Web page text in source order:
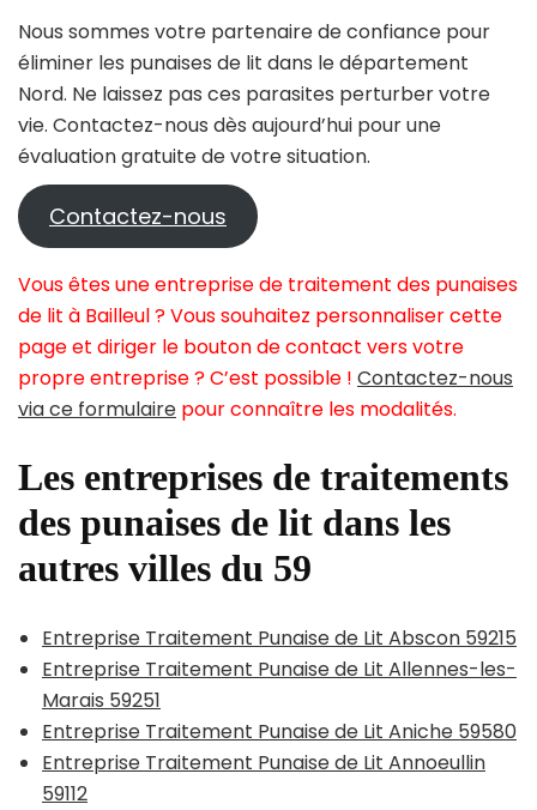
Nous sommes votre partenaire de confiance pour
éliminer les punaises de lit dans le département
Nord. Ne laissez pas ces parasites perturber votre
vie. Contactez-nous dès aujourd’hui pour une
évaluation gratuite de votre situation.
Contactez-nous
Vous êtes une entreprise de traitement des punaises
de lit à Bailleul ? Vous souhaitez personnaliser cette
page et diriger le bouton de contact vers votre
propre entreprise ? C’est possible ! Contactez-nous
via ce formulaire pour connaître les modalités.
Les entreprises de traitements
des punaises de lit dans les
autres villes du 59
Entreprise Traitement Punaise de Lit Abscon 59215
Entreprise Traitement Punaise de Lit Allennes-les-
Marais 59251
Entreprise Traitement Punaise de Lit Aniche 59580
Entreprise Traitement Punaise de Lit Annoeullin
59112